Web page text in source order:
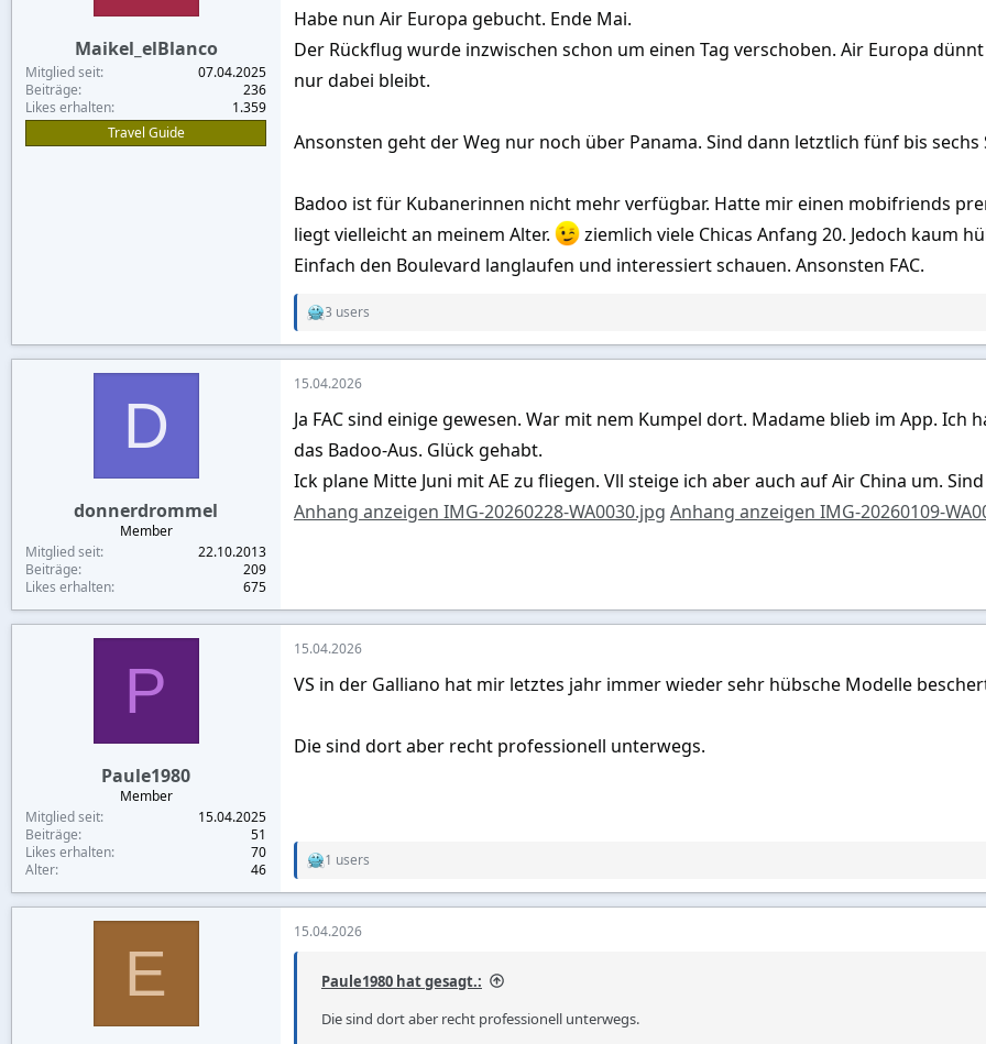
Maikel_elBlanco
Mitglied seit
07.04.2025
Beiträge
236
Likes erhalten
1.359
Travel Guide
Habe nun Air Europa gebucht. Ende Mai.
Der Rückflug wurde inzwischen schon um einen Tag verschoben. Air Europa
nur dabei bleibt.
Ansonsten geht der Weg nur noch über Panama. Sind dann letztlich fünf bis sechs
Badoo ist für Kubanerinnen nicht mehr verfügbar. Hatte mir einen mobifriends
liegt vielleicht an meinem Alter.
ziemlich viele Chicas Anfang 20. Jedoch kaum
Einfach den Boulevard langlaufen und interessiert schauen. Ansonsten FAC.
R
t
o
s
:
3 users
D
donnerdrommel
Member
Mitglied seit
22.10.2013
Beiträge
209
Likes erhalten
675
15.04.2026
Ja FAC sind einige gewesen. War mit nem Kumpel dort. Madame blieb im App. Ich
das Badoo-Aus. Glück gehabt.
Ick plane Mitte Juni mit AE zu fliegen. Vll steige ich aber auch auf Air China um.
Anhang anzeigen IMG-20260228-WA0030.jpg Anhang anzeigen IMG-20260109-
P
Paule1980
Member
Mitglied seit
15.04.2025
Beiträge
51
Likes erhalten
70
Alter
46
15.04.2026
VS in der Galliano hat mir letztes jahr immer wieder sehr hübsche Modelle
Die sind dort aber recht professionell unterwegs.
R
t
1 users
E
15.04.2026
Paule1980 hat gesagt.:
Die sind dort aber recht professionell unterwegs.